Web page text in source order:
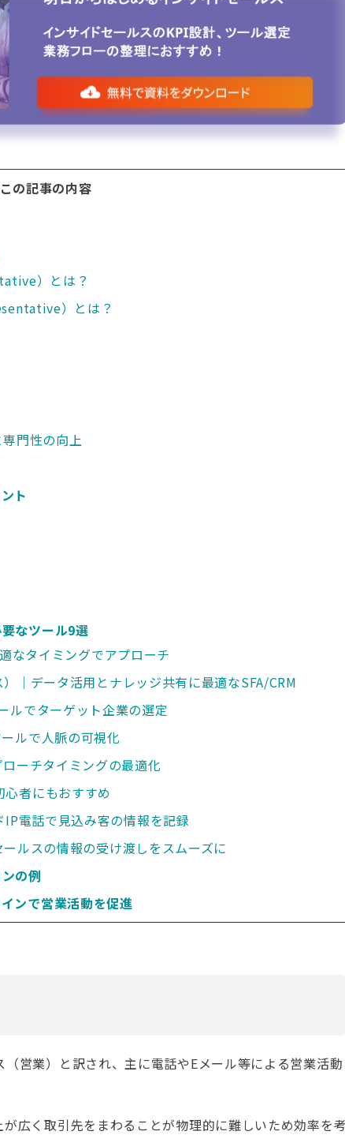
この記事の内容
）とは？
）とは？
門性の向上
ト
なツール9選
なタイミングでアプローチ
｜データ活用とナレッジ共有に最適なSFA/CRM
ルでターゲット企業の選定
ルで人脈の可視化
ーチタイミングの最適化
者にもおすすめ
電話で見込み客の情報を記録
ルスの情報の受け渡しをスムーズに
の例
ンで営業活動を促進
営業）と訳され、主に電話やEメール等による営業活動
広く取引先をまわることが物理的に難しいため効率を